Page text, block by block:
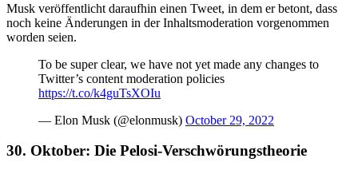
Musk veröffentlicht daraufhin einen Tweet, in dem er betont, dass
noch keine Änderungen in der Inhaltsmoderation vorgenommen
worden seien.
To be super clear, we have not yet made any changes to
Twitter’s content moderation policies
https://t.co/k4guTsXOIu
— Elon Musk (@elonmusk) October 29, 2022
30. Oktober: Die Pelosi-Verschwörungstheorie